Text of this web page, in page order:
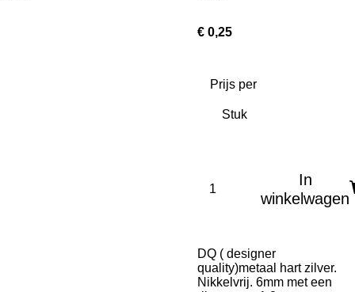
€ 0,25
Prijs per
In
winkelwagen
DQ ( designer
quality)metaal hart zilver.
Nikkelvrij. 6mm met een